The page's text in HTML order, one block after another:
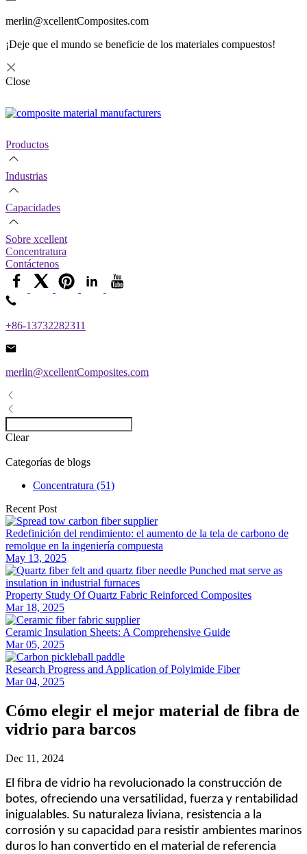
merlin@xcellentComposites.com
¡Deje que el mundo se beneficie de los materiales compuestos!
Close
Productos
Industrias
Capacidades
Sobre xcellent
Concentratura
Contáctenos
+86-13732282311
merlin@xcellentComposites.com
Clear
Categorías de blogs
Concentratura (51)
Recent Post
Redefinición del rendimiento: el aumento de la tela de carbono de
remolque en la ingeniería compuesta
May 13, 2025
Property Study Of Quartz Fabric Reinforced Composites
Mar 18, 2025
Ceramic Insulation Sheets: A Comprehensive Guide
Mar 05, 2025
Research Progress and Application of Polyimide Fiber
Mar 04, 2025
Cómo elegir el mejor material de fibra de
vidrio para barcos
Dec 11, 2024
El fibra de vidrio ha revolucionado la construcción de
botes, ofreciendo una versatilidad, fuerza y ​​rentabilidad
inigualables. Su naturaleza liviana, resistencia a la
corrosión y su capacidad para resistir ambientes marinos
duros lo han convertido en el material de referencia